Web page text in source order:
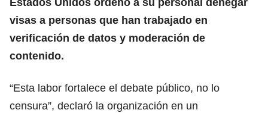
visas a personas que han trabajado en
verificación de datos y moderación de
contenido.
“Esta labor fortalece el debate público, no lo
censura”, declaró la organización en un